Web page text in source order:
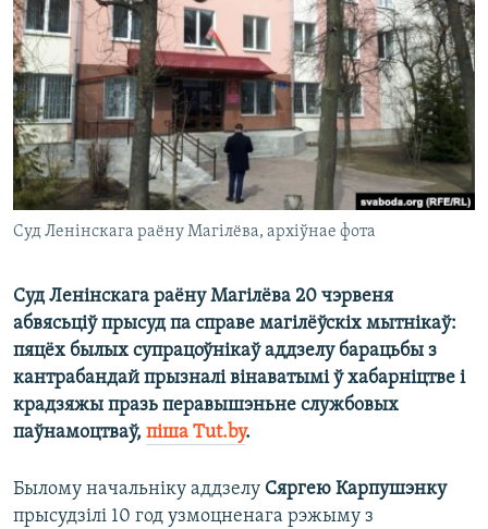
КУЛЬТУРА
КАЛЯНДАР
МОВА
НА ХВАЛЯХ СВАБОДЫ
Суд Ленінскага раёну Магілёва, архіўнае фота
Суд Ленінскага раёну Магілёва 20 чэрвеня
абвясьціў прысуд па справе магілёўскіх мытнікаў:
пяцёх былых супрацоўнікаў аддзелу барацьбы з
кантрабандай прызналі вінаватымі ў хабарніцтве і
крадзяжы празь перавышэньне службовых
паўнамоцтваў, піша Tut.by.
Былому начальніку аддзелу Сяргею Карпушэнку
прысудзілі 10 год узмоцненага рэжыму з